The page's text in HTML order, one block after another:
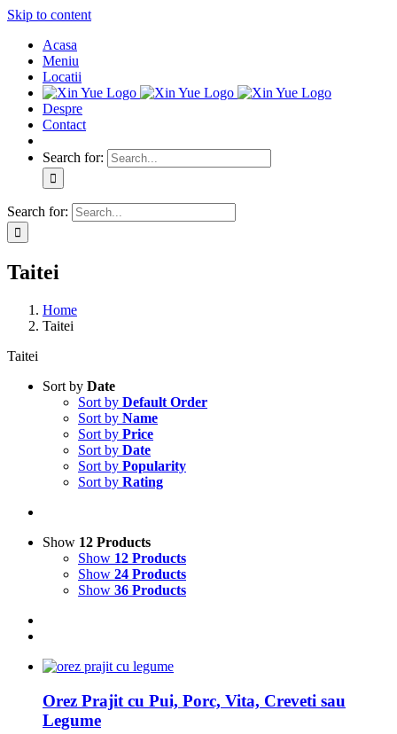
Skip to content
Acasa
Meniu
Locatii
Despre
Contact
Search for:
Search for:
Taitei
Home
Taitei
Taitei
Sort by Date
Sort by Default Order
Sort by Name
Sort by Price
Sort by Date
Sort by Popularity
Sort by Rating
Show 12 Products
Show 12 Products
Show 24 Products
Show 36 Products
Orez Prajit cu Pui, Porc, Vita, Creveti sau
Legume